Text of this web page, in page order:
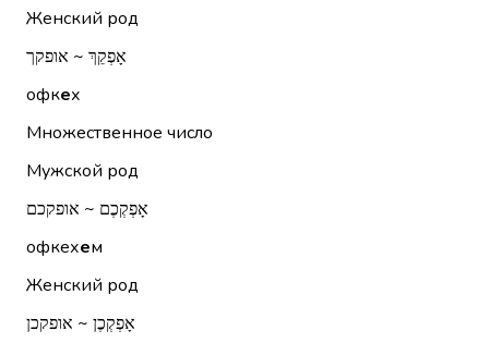
Женский род
אָפְקֵךְ ~ אופקך
офкех
Множественное число
Мужской род
אָפְקְכֶם ~ אופקכם
офкехем
Женский род
אָפְקְכֶן ~ אופקכן